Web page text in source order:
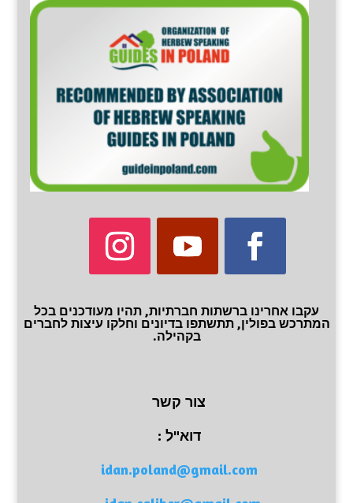
עקבו אחרינו ברשתות חברתיות, תהיו מעודכנים בכל
המתרכש בפולין, תתשתפו בדיונים וחלקו עיצות לחברים
בקהילה.
צור קשר
דוא"ל :
idan.poland@gmail.com